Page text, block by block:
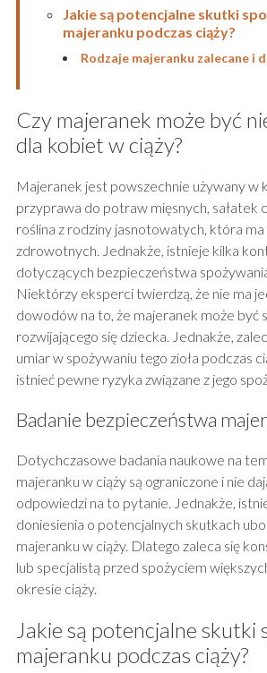
Jakie są potencjalne skutki
majeranku podczas ciąży?
Rodzaje majeranku zalecane i
Czy majeranek może być
dla kobiet w ciąży?
Majeranek jest powszechnie używany w
przyprawa do potraw mięsnych, sałatek
roślina z rodziny jasnotowatych, która
zdrowotnych. Jednakże, istnieje kilka
dotyczących bezpieczeństwa
Niektórzy eksperci twierdzą, że nie ma
dowodów na to, że majeranek może być
rozwijającego się dziecka. Jednakże,
umiar w spożywaniu tego zioła podczas
istnieć pewne ryzyka związane z jego
Badanie bezpieczeństwa
Dotychczasowe badania naukowe na
majeranku w ciąży są ograniczone i nie
odpowiedzi na to pytanie. Jednakże,
doniesienia o potencjalnych skutkach
majeranku w ciąży. Dlatego zaleca się
lub specjalistą przed spożyciem
okresie ciąży.
Jakie są potencjalne skutki
majeranku podczas ciąży?